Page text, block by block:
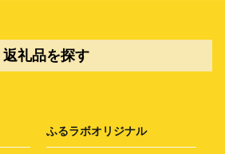
返礼品を探す
ふるラボオリジナル